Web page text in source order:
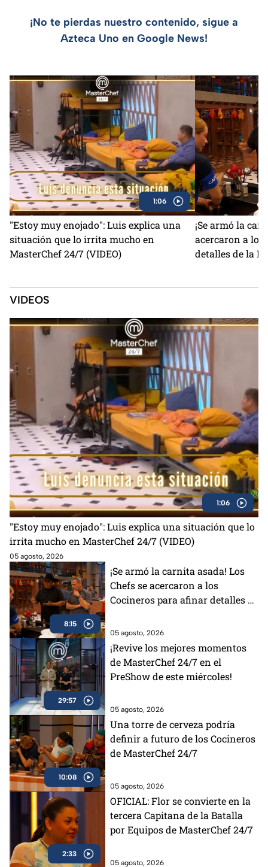
¡No te pierdas nuestro contenido, sigue a
Azteca Uno en Google News!
1:06
"Estoy muy enojado": Luis explica una
situación que lo irrita mucho en
MasterChef 24/7 (VIDEO)
¡Se armó la
acercaron a los
detalles de la
VIDEOS
1:06
"Estoy muy enojado": Luis explica una situación que lo
irrita mucho en MasterChef 24/7 (VIDEO)
05 agosto, 2026
8:15
¡Se armó la carnita asada! Los
Chefs se acercaron a los
Cocineros para afinar detalles de
MasterChef 24/7
05 agosto, 2026
29:57
¡Revive los mejores momentos
de MasterChef 24/7 en el
PreShow de este miércoles!
05 agosto, 2026
10:08
Una torre de cerveza podría
definir a futuro de los Cocineros
de MasterChef 24/7
05 agosto, 2026
2:33
OFICIAL: Flor se convierte en la
tercera Capitana de la Batalla
por Equipos de MasterChef 24/7
05 agosto, 2026